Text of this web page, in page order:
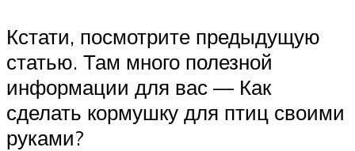
Кстати, посмотрите предыдущую
статью. Там много полезной
информации для вас — Как
сделать кормушку для птиц своими
руками?